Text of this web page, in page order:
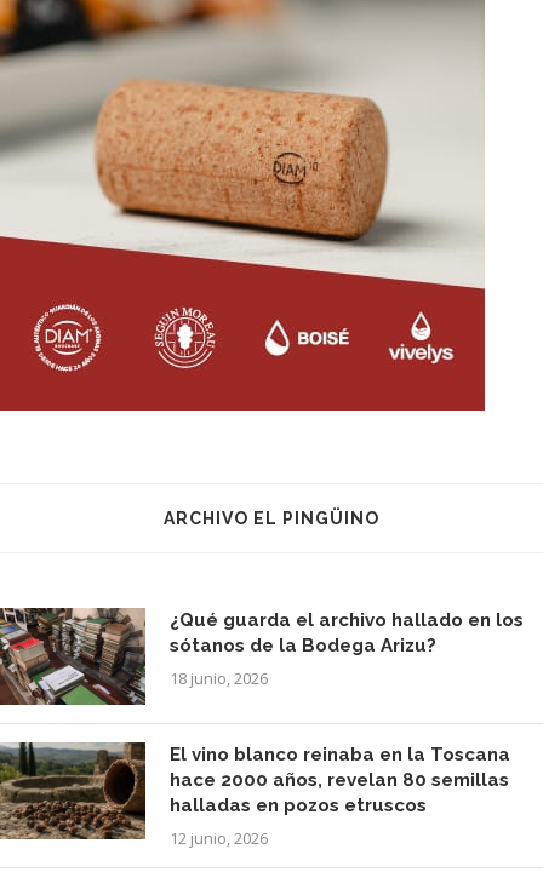
ARCHIVO EL PINGÜINO
¿Qué guarda el archivo hallado en los
sótanos de la Bodega Arizu?
18 junio, 2026
El vino blanco reinaba en la Toscana
hace 2000 años, revelan 80 semillas
halladas en pozos etruscos
12 junio, 2026